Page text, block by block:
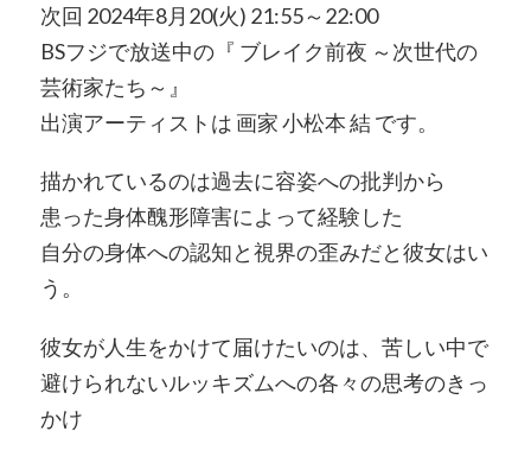
次回 2024年8月20(火) 21:55～22:00
BSフジで放送中の『 ブレイク前夜 ～次世代の
芸術家たち～』
出演アーティストは 画家 小松本 結 です。
描かれているのは過去に容姿への批判から
患った身体醜形障害によって経験した
自分の身体への認知と視界の歪みだと彼女はい
う。
彼女が人生をかけて届けたいのは、苦しい中で
避けられないルッキズムへの各々の思考のきっ
かけ